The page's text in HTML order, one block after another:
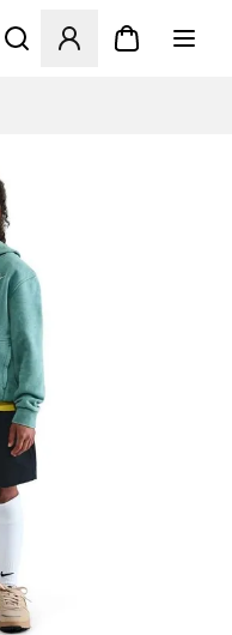
Åbner en Modal til at